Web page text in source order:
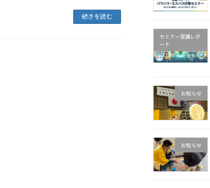
続きを読む
セミナー受講レポ
ート
お知らせ
お知らせ